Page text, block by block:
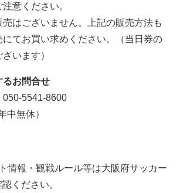
意ください。
はございません。上記の販売方法も
にてお買い求めください。（当日券の
います）
お問合せ
5541-8600
中無休）
情報・観戦ルール等は大阪府サッカー
ください。